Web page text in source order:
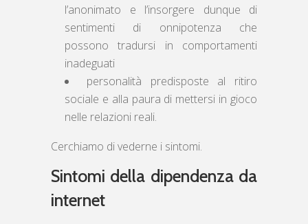
l’anonimato e l’insorgere dunque di
sentimenti di onnipotenza che
possono tradursi in comportamenti
inadeguati
personalità predisposte al ritiro
sociale e alla paura di mettersi in gioco
nelle relazioni reali.
Cerchiamo di vederne i sintomi.
Sintomi della dipendenza da
internet